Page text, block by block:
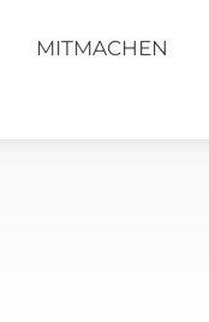
MITMACHEN